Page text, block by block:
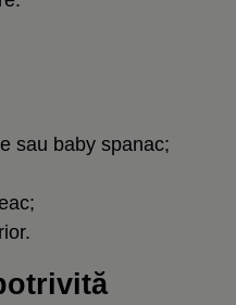
sau baby spanac;